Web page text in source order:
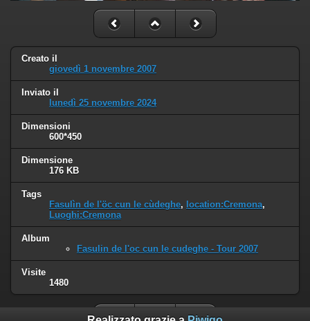
Creato il
giovedì 1 novembre 2007
Inviato il
lunedì 25 novembre 2024
Dimensioni
600*450
Dimensione
176 KB
Tags
Fasulìn de l'öc cun le cùdeghe, location:Cremona,
Luoghi:Cremona
Album
Fasulin de l'oc cun le cudeghe - Tour 2007
Visite
1480